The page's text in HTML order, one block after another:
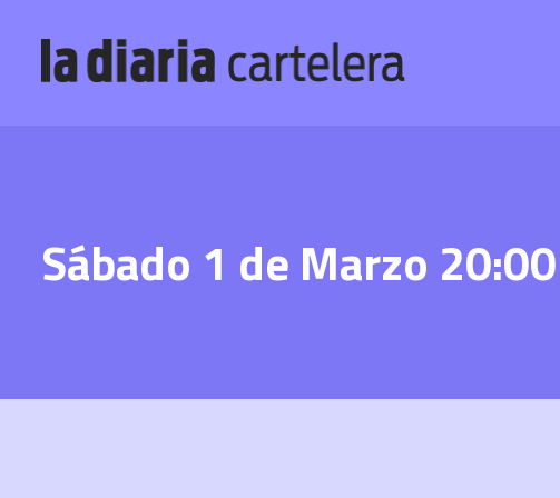
Sábado 1 de Marzo